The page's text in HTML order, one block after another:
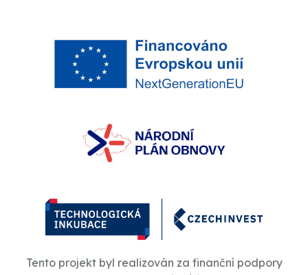
Tento projekt byl realizován za finanční podpory